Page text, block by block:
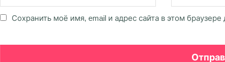
Сохранить моё имя, email и адрес сайта в этом